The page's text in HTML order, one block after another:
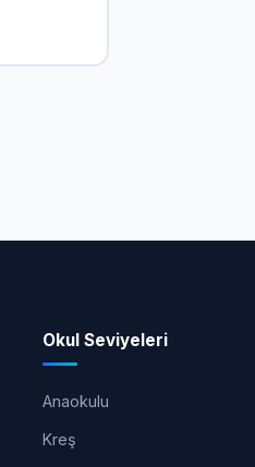
Okul Seviyeleri
Anaokulu
Kreş